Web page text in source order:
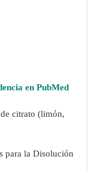
en PubMed
citrato (limón,
para la Disolución